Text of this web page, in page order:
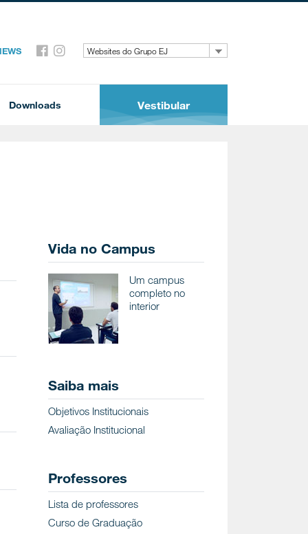
Websites do Grupo EJ
Downloads Vestibular
Vida no Campus
Um campus
completo no
interior
Saiba mais
Objetivos Institucionais
Avaliação Institucional
Professores
Lista de professores
Curso de Graduação